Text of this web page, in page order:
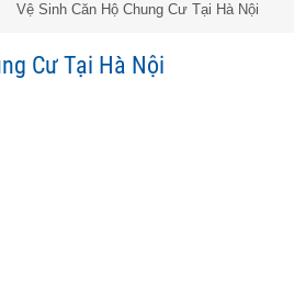
Vệ Sinh Căn Hộ Chung Cư Tại Hà Nội
Cư Tại Hà Nội